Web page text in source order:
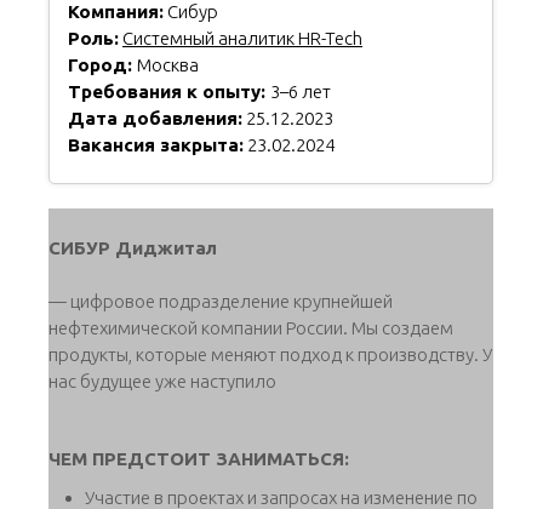
Компания: Сибур
Роль: Системный аналитик HR-Tech
Город: Москва
Требования к опыту: 3–6 лет
Дата добавления: 25.12.2023
Вакансия закрыта: 23.02.2024
СИБУР Диджитал
— цифровое подразделение крупнейшей
нефтехимической компании России. Мы создаем
продукты, которые меняют подход к производству. У
нас будущее уже наступило
ЧЕМ ПРЕДСТОИТ ЗАНИМАТЬСЯ:
Участие в проектах и запросах на изменение по